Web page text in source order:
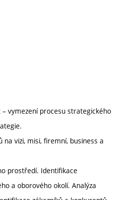
vymezení procesu strategického
na vizi, misi, firemní, business a
prostředí. Identifikace
a oborového okolí. Analýza